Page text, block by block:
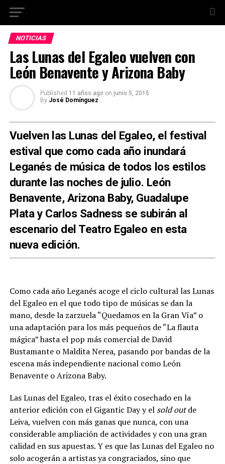
NOTICIAS
Las Lunas del Egaleo vuelven con
León Benavente y Arizona Baby
Published 11 años ago on junio 5, 2015
By José Domínguez
Vuelven las Lunas del Egaleo, el festival
estival que como cada año inundará
Leganés de música de todos los estilos
durante las noches de julio. León
Benavente, Arizona Baby, Guadalupe
Plata y Carlos Sadness se subirán al
escenario del Teatro Egaleo en esta
nueva edición.
Como cada año Leganés acoge el ciclo cultural las Lunas
del Egaleo en el que todo tipo de músicas se dan la
mano, desde la zarzuela “Quedamos en la Gran Vía” o
una adaptación para los más pequeños de “La flauta
mágica” hasta el pop más comercial de David
Bustamante o Maldita Nerea, pasando por bandas de la
escena más independiente nacional como León
Benavente o Arizona Baby.
Las Lunas del Egaleo, tras el éxito cosechado en la
anterior edición con el Gigantic Day y el sold outde
Leiva, vuelven con más ganas que nunca, con una
considerable ampliación de actividades y con una gran
calidad en sus apuestas. Y es que las Lunas del Egaleo no
solo acogerán a artistas ya congraciados, sino que